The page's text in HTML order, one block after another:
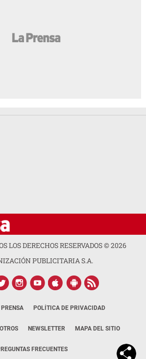
LOS DERECHOS RESERVADOS ©2026
PUBLICITARIA S.A.
POLÍTICA DE PRIVACIDAD
NEWSLETTER MAPA DEL SITIO
FRECUENTES